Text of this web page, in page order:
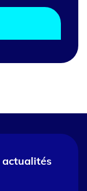
actualités